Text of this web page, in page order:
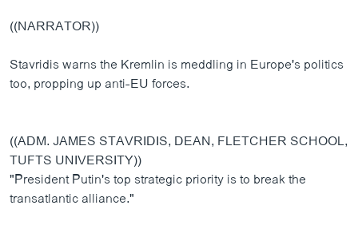
((NARRATOR))
Stavridis warns the Kremlin is meddling in Europe's politics
too, propping up anti-EU forces.
((ADM. JAMES STAVRIDIS, DEAN, FLETCHER SCHOOL,
TUFTS UNIVERSITY))
"President Putin's top strategic priority is to break the
transatlantic alliance."